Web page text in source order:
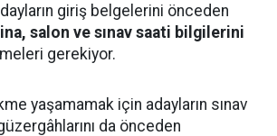
giriş belgelerini önceden
salon ve sınav saati bilgilerini
gerekiyor.
yaşamamak için adayların sınav
da önceden